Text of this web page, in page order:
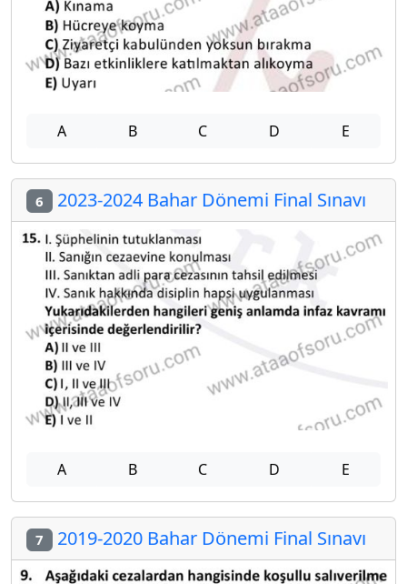
A B C D E
6 2023-2024 Bahar Dönemi Final Sınavı
A B C D E
7 2019-2020 Bahar Dönemi Final Sınavı